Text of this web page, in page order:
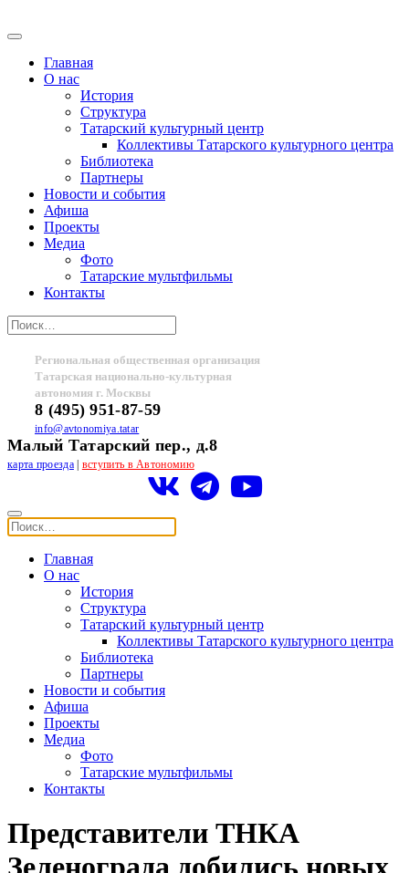
Главная
О нас
История
Структура
Татарский культурный центр
Коллективы Татарского культурного центра
Библиотека
Партнеры
Новости и события
Афиша
Проекты
Медиа
Фото
Татарские мультфильмы
Контакты
Региональная общественная организация
Татарская национально-культурная
автономия г. Москвы
8 (495) 951-87-59
info@avtonomiya.tatar
Малый Татарский пер., д.8
карта проезда| вступить в Автономию
Главная
О нас
История
Структура
Татарский культурный центр
Коллективы Татарского культурного центра
Библиотека
Партнеры
Новости и события
Афиша
Проекты
Медиа
Фото
Татарские мультфильмы
Контакты
Представители ТНКА